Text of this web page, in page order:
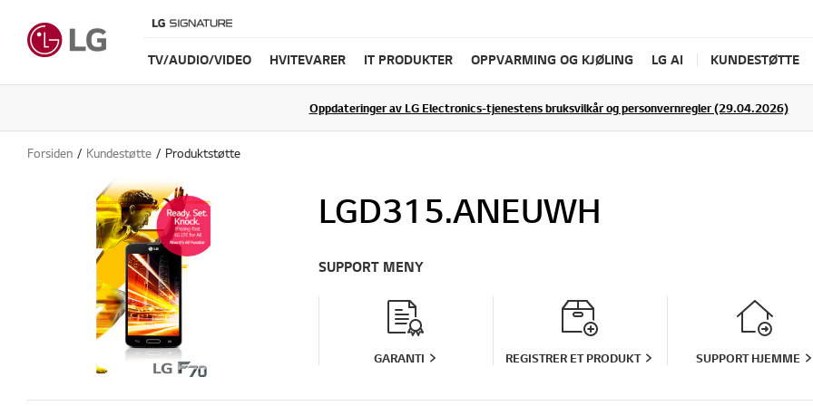
TV/AUDIO/VIDEO HVITEVARER IT PRODUKTER OPPVARMING OG KJØLING LG AI KUNDESTØTTE
Oppdateringer av LG Electronics-tjenestens bruksvilkår og personvernregler (29.04.2026)
Forsiden Kundestøtte Produktstøtte
LGD315.ANEUWH
SUPPORT MENY
GARANTI REGISTRER ET PRODUKT SUPPORT HJEMME